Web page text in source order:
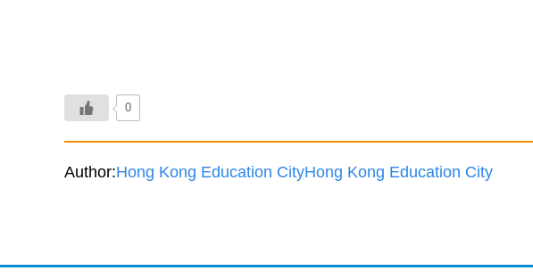
0
Author:Hong Kong Education CityHong Kong Education City